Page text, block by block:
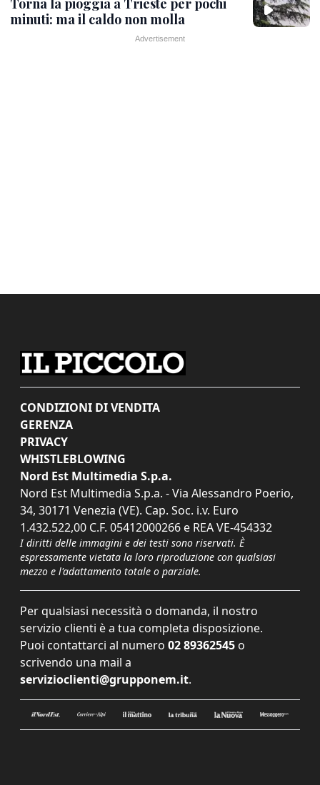
minuti: ma il caldo non molla
CONDIZIONI DI VENDITA
GERENZA
PRIVACY
WHISTLEBLOWING
Nord Est Multimedia S.p.a.
Nord Est Multimedia S.p.a. - Via Alessandro Poerio,
34, 30171 Venezia (VE). Cap. Soc. i.v. Euro
1.432.522,00 C.F. 05412000266 e REA VE-454332
I diritti delle immagini e dei testi sono riservati. È
espressamente vietata la loro riproduzione con qualsiasi
mezzo e l'adattamento totale o parziale.
Per qualsiasi necessità o domanda, il nostro
servizio clienti è a tua completa disposizione.
Puoi contattarci al numero 02 89362545 o
scrivendo una mail a
servizioclienti@grupponem.it.